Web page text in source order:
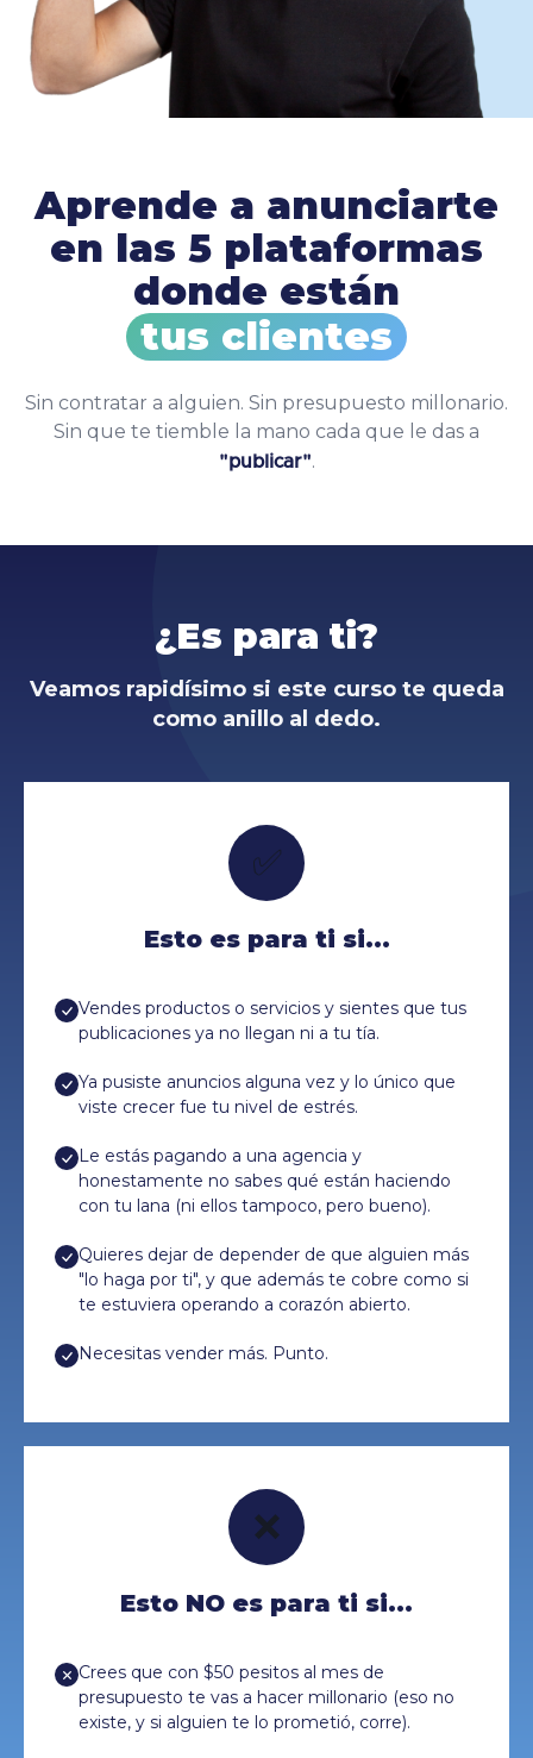
Aprende a anunciarte
en las 5 plataformas
donde están
tus clientes
Sin contratar a alguien. Sin presupuesto millonario.
Sin que te tiemble la mano cada que le das a
"publicar".
¿Es para ti?
Veamos rapidísimo si este curso te queda
como anillo al dedo.
✅
Esto es para ti si...
Vendes productos o servicios y sientes que tus
publicaciones ya no llegan ni a tu tía.
Ya pusiste anuncios alguna vez y lo único que
viste crecer fue tu nivel de estrés.
Le estás pagando a una agencia y
honestamente no sabes qué están haciendo
con tu lana (ni ellos tampoco, pero bueno).
Quieres dejar de depender de que alguien más
"lo haga por ti", y que además te cobre como si
te estuviera operando a corazón abierto.
Necesitas vender más. Punto.
❌
Esto NO es para ti si...
Crees que con $50 pesitos al mes de
presupuesto te vas a hacer millonario (eso no
existe, y si alguien te lo prometió, corre).